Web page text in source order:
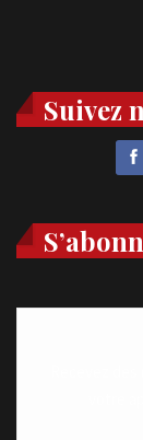
Suivez